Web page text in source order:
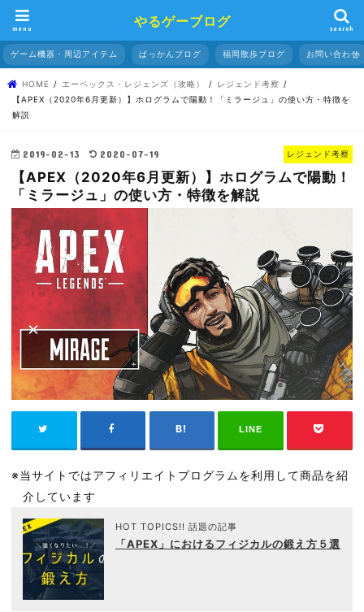
やるゲーブログ
search
menu
ゲーム機器・周辺アイテム ぱっかんブログ 福岡散歩ブログ お問い合わせ
HOME エーペックス・レジェンズ（攻略）
レジェンド考察
【APEX（2020年6月更新）】ホログラムで陽動！「ミラージュ」の使い方・特徴を
解説
レジェンド考察
2019-02-13 2020-07-19
【APEX（2020年6月更新）】ホログラムで陽動！
「ミラージュ」の使い方・特徴を解説
LINE
※当サイトではアフィリエイトプログラムを利用して商品を紹
介しています
HOT TOPICS!! 話題の記事
「APEX」におけるフィジカルの鍛え方５選